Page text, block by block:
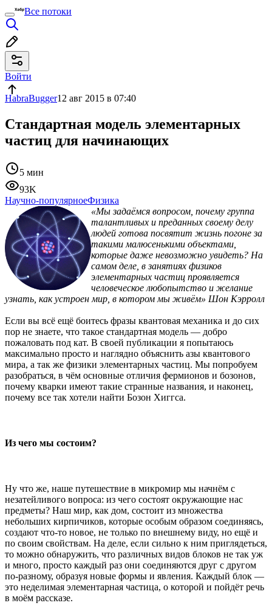
Все потоки
Войти
HabraBugger12 авг 2015 в 07:40
Стандартная модель элементарных
частиц для начинающих
5 мин
93K
Научно-популярноеФизика
«Мы задаёмся вопросом, почему группа
талантливых и преданных своему делу
людей готова посвятит жизнь погоне за
такими малюсенькими объектами,
которые даже невозможно увидеть? На
самом деле, в занятиях физиков
элементарных частиц проявляется
человеческое любопытство и желание
узнать, как устроен мир, в котором мы живём» Шон Кэрролл
Если вы всё ещё боитесь фразы квантовая механика и до сих
пор не знаете, что такое стандартная модель — добро
пожаловать под кат. В своей публикации я попытаюсь
максимально просто и наглядно объяснить азы квантового
мира, а так же физики элементарных частиц. Мы попробуем
разобраться, в чём основные отличия фермионов и бозонов,
почему кварки имеют такие странные названия, и наконец,
почему все так хотели найти Бозон Хиггса.
Из чего мы состоим?
Ну что же, наше путешествие в микромир мы начнём с
незатейливого вопроса: из чего состоят окружающие нас
предметы? Наш мир, как дом, состоит из множества
небольших кирпичиков, которые особым образом соединяясь,
создают что-то новое, не только по внешнему виду, но ещё и
по своим свойствам. На деле, если сильно к ним приглядеться,
то можно обнаружить, что различных видов блоков не так уж
и много, просто каждый раз они соединяются друг с другом
по-разному, образуя новые формы и явления. Каждый блок —
это неделимая элементарная частица, о которой и пойдёт речь
в моём рассказе.